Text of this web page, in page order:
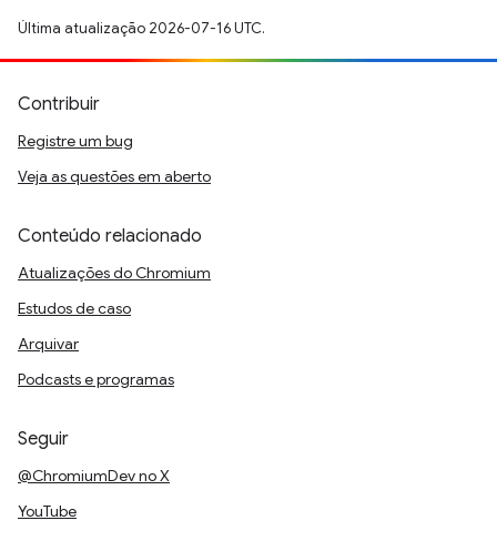
Última atualização 2026-07-16 UTC.
Contribuir
Registre um bug
Veja as questões em aberto
Conteúdo relacionado
Atualizações do Chromium
Estudos de caso
Arquivar
Podcasts e programas
Seguir
@ChromiumDev no X
YouTube